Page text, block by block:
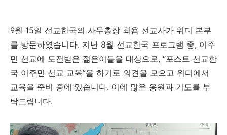
9월 15일 선교한국의 사무총장 최욥 선교사가 위디 본부
를 방문하였습니다. 지난 8월 선교한국 프로그램 중, 이주
민 선교에 도전받은 젊은이들을 대상으로, “포스트 선교한
국 이주민 선교 교육”을 하기로 의견을 모으고 위디에서
교육을 준비 중에 있습니다. 이에 많은 응원과 기도를 부
탁드립니다.